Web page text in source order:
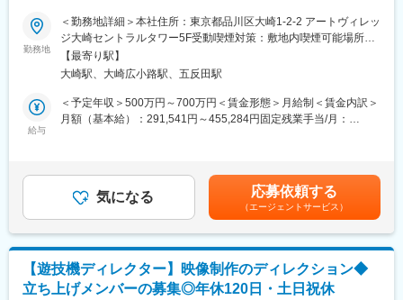
・数千～数万人規模を動員する、国内最大級のビジネスイベント
の根幹（コンテンツ企画）を担うダイナミズムを味わえます。
・Eightが保有する名刺データや強固なビジネスネットワークとい
う「独自のアセット」を最大限に活用し、他社には真似できない
す。
・各業界のトップランナー、著名な経営者や起業家など、第一線
者の満足度や行動変容（成果）につながる実感を持てます。
変更の範囲：会社の定める業務
ジションです。
（2）日本の技術者に“世界の最前線”を届ける！
海外の最新技術や働き方を日本に紹介し、業界全体のレベルアッ
プに貢献できます。
（3）2025年からは海外展開もスタート！
シンガポールなどでのカンファレンス開催を予定。日本発の技術
イベントを世界へ広げるチャンスです。
質を高められます。
（5）世界トップ企業のエンジニアと直接つながる！
テスラ、Netflix、Spotify、Microsoft Researchなど、グローバル企
■当社の強み
ファインディは、22万人以上のエンジニアデータを持つプラット
フォームを運営しています。
勤務地
＜勤務地詳細＞本社住所：東京都品川区大崎1-2-2 アートヴィレッ
ジ大崎セントラルタワー5F受動喫煙対策：敷地内喫煙可能場所あ
り変更の範囲：会社の定める事業所（リモートワーク含む）
【最寄り駅】
大崎駅、大崎広小路駅、五反田駅
給与
＜予定年収＞500万円～700万円＜賃金形態＞月給制＜賃金内訳＞
月額（基本給）：291,541円～455,284円固定残業手当/月：
ご経験とスキルを考慮して決定します。賃金はあくまでも目安の
金額であり、選考を通じて上下する可能性があります。月給(月額)
は固定手当を含めた表記です。
気になる 応募依頼する
（エージェントサービス）
【遊技機ディレクター】映像制作のディレクション◆
立ち上げメンバーの募集◎年休120日・土日祝休